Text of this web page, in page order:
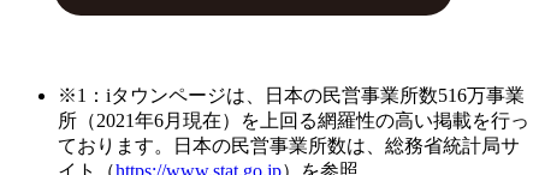
※1：iタウンページは、日本の民営事業所数516万事業
所（2021年6月現在）を上回る網羅性の高い掲載を行っ
ております。日本の民営事業所数は、総務省統計局サ
イト（https://www.stat.go.jp）を参照